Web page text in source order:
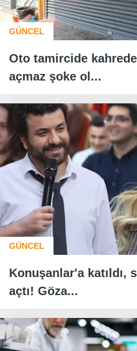
GÜNCEL
Oto tamircide
açmaz şoke ol...
GÜNCEL
Konuşanlar'a katıldı,
açtı! Göza...